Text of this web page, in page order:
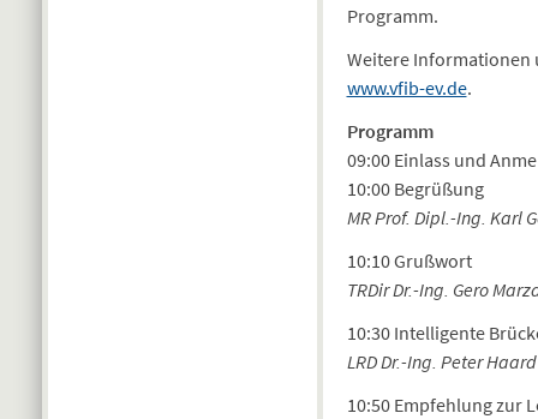
Programm.
Weitere Informationen
www.vfib-ev.de.
Programm
09:00 Einlass und
10:00 Begrüßung
MR Prof. Dipl.-Ing. Karl
10:10 Grußwort
TRDir Dr.-Ing. Gero
10:30 Intelligente
LRD Dr.-Ing. Peter
10:50 Empfehlung zur